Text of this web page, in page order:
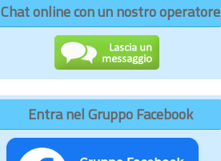
Chat online con un nostro operatore
Entra nel Gruppo Facebook